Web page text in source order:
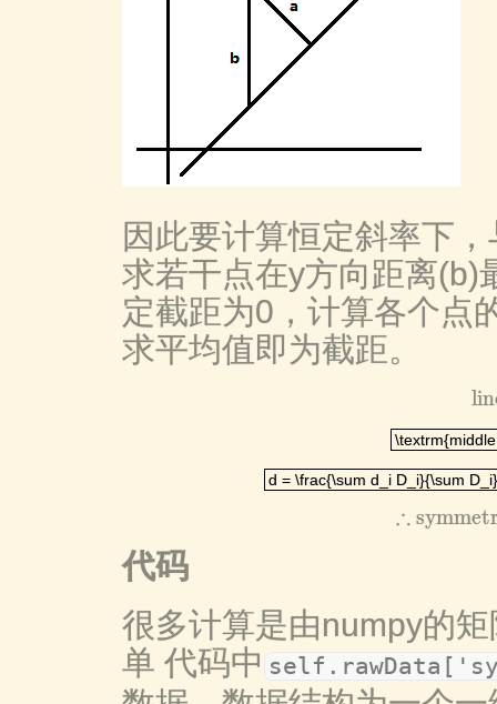
因此要计算恒定斜率下
求若干点在y方向距离(b)
定截距为0，计算各个点
求平均值即为截距。
d = \frac{\sum d_i D_i}{\sum
d = \frac{\sum d_i D_i}{\sum
∴ ∴
代码
很多计算是由numpy的
单 代码中